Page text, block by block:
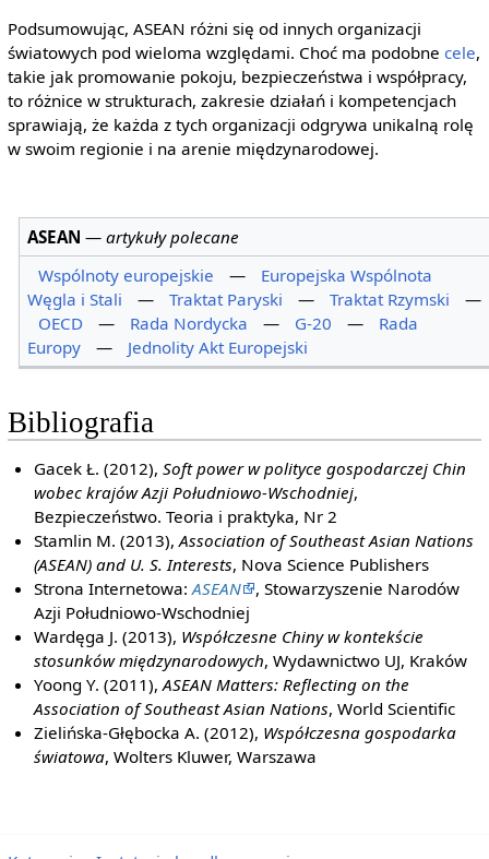
Podsumowując, ASEAN różni się od innych organizacji
światowych pod wieloma względami. Choć ma podobne cele,
takie jak promowanie pokoju, bezpieczeństwa i współpracy,
to różnice w strukturach, zakresie działań i kompetencjach
sprawiają, że każda z tych organizacji odgrywa unikalną rolę
w swoim regionie i na arenie międzynarodowej.
ASEAN —artykuły polecane
Wspólnoty europejskie
—
Europejska Wspólnota
Węgla i Stali
— Traktat Paryski — Traktat Rzymski
—
OECD
— Rada Nordycka — G-20 —
Rada
Europy
— Jednolity Akt Europejski
Bibliografia
Gacek Ł. (2012),Soft power w polityce gospodarczej Chin
wobec krajów Azji Południowo-Wschodniej,
Bezpieczeństwo. Teoria i praktyka, Nr 2
Stamlin M. (2013),Association of Southeast Asian Nations
(ASEAN) and U. S. Interests, Nova Science Publishers
Strona Internetowa:ASEAN
, Stowarzyszenie Narodów
Azji Południowo-Wschodniej
Wardęga J. (2013), Współczesne Chiny w kontekście
stosunków międzynarodowych, Wydawnictwo UJ, Kraków
Yoong Y. (2011),ASEAN Matters: Reflecting on the
Association of Southeast Asian Nations, World Scientific
Zielińska-Głębocka A. (2012), Współczesna gospodarka
światowa, Wolters Kluwer, Warszawa